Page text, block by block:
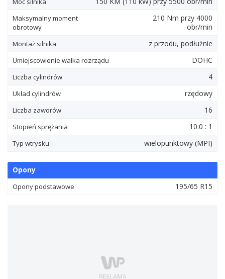
Maksymalny moment
obrotowy
210 Nm przy 4000
obr/min
Montaż silnika z przodu, podłużnie
Umiejscowienie wałka rozrządu DOHC
Liczba cylindrów 4
Układ cylindrów rzędowy
Liczba zaworów 16
Stopień sprężania 10.0 : 1
Typ wtrysku wielopunktowy (MPI)
Opony
Opony podstawowe 195/65 R15